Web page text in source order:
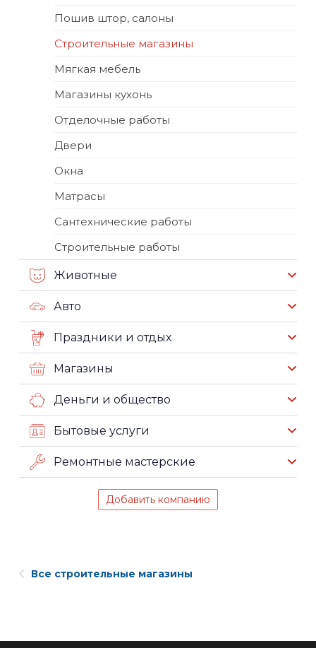
Пошив штор, салоны
Строительные магазины
Мягкая мебель
Магазины кухонь
Отделочные работы
Двери
Окна
Матрасы
Сантехнические работы
Строительные работы
Животные
Авто
Праздники и отдых
Магазины
Деньги и общество
Бытовые услуги
Ремонтные мастерские
Добавить компанию
Все строительные магазины